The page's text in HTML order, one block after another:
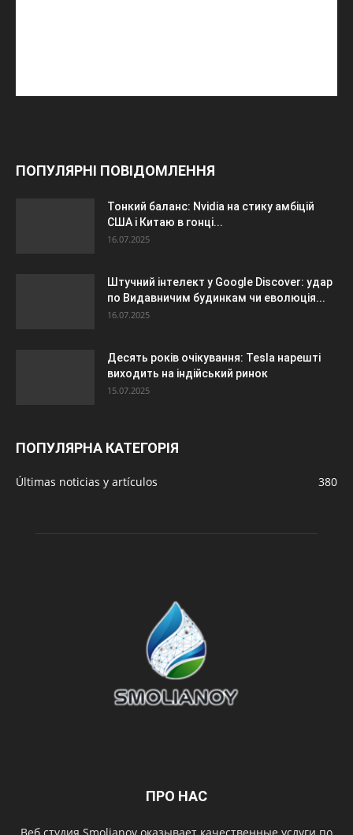
ПОПУЛЯРНІ ПОВІДОМЛЕННЯ
Тонкий баланс: Nvidia на стику амбіцій
США і Китаю в гонці...
16.07.2025
Штучний інтелект у Google Discover: удар
по Видавничим будинкам чи еволюція...
16.07.2025
Десять років очікування: Tesla нарешті
виходить на індійський ринок
15.07.2025
ПОПУЛЯРНА КАТЕГОРІЯ
Últimas noticias y artículos 380
ПРО НАС